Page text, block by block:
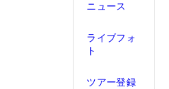
ニュース
ライブフォ
ト
ツアー登録